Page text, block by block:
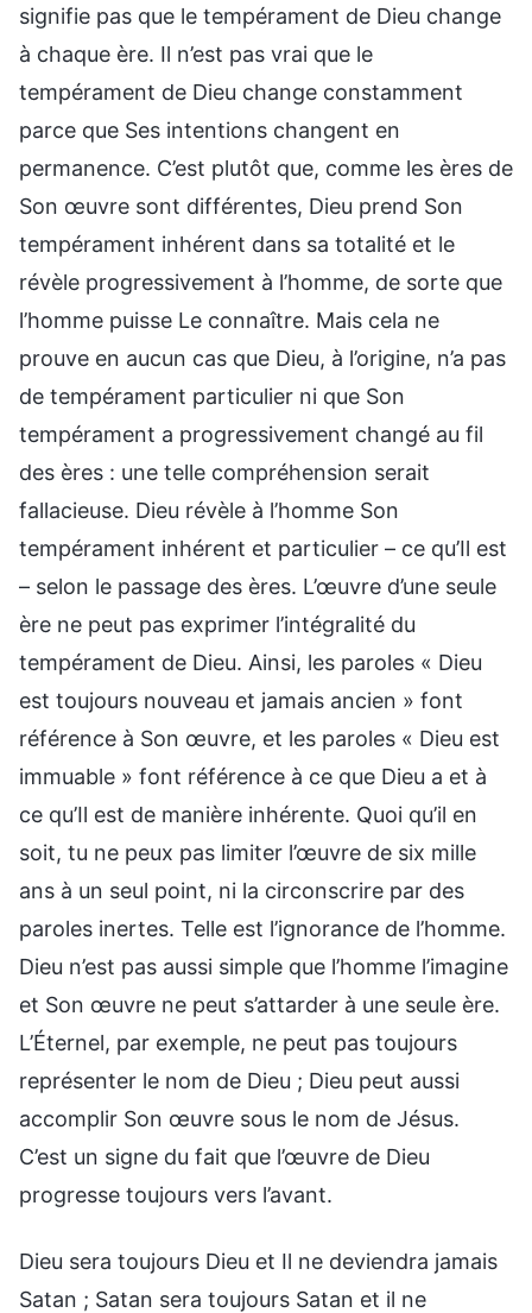
signifie pas que le tempérament de Dieu change
à chaque ère. Il n’est pas vrai que le
tempérament de Dieu change constamment
parce que Ses intentions changent en
permanence. C’est plutôt que, comme les ères de
Son œuvre sont différentes, Dieu prend Son
tempérament inhérent dans sa totalité et le
révèle progressivement à l’homme, de sorte que
l’homme puisse Le connaître. Mais cela ne
prouve en aucun cas que Dieu, à l’origine, n’a pas
de tempérament particulier ni que Son
tempérament a progressivement changé au fil
des ères : une telle compréhension serait
fallacieuse. Dieu révèle à l’homme Son
tempérament inhérent et particulier – ce qu’Il est
– selon le passage des ères. L’œuvre d’une seule
ère ne peut pas exprimer l’intégralité du
tempérament de Dieu. Ainsi, les paroles « Dieu
est toujours nouveau et jamais ancien » font
référence à Son œuvre, et les paroles « Dieu est
immuable » font référence à ce que Dieu a et à
ce qu’Il est de manière inhérente. Quoi qu’il en
soit, tu ne peux pas limiter l’œuvre de six mille
ans à un seul point, ni la circonscrire par des
paroles inertes. Telle est l’ignorance de l’homme.
Dieu n’est pas aussi simple que l’homme l’imagine
et Son œuvre ne peut s’attarder à une seule ère.
L’Éternel, par exemple, ne peut pas toujours
représenter le nom de Dieu ; Dieu peut aussi
accomplir Son œuvre sous le nom de Jésus.
C’est un signe du fait que l’œuvre de Dieu
progresse toujours vers l’avant.
Dieu sera toujours Dieu et Il ne deviendra jamais
Satan ; Satan sera toujours Satan et il ne